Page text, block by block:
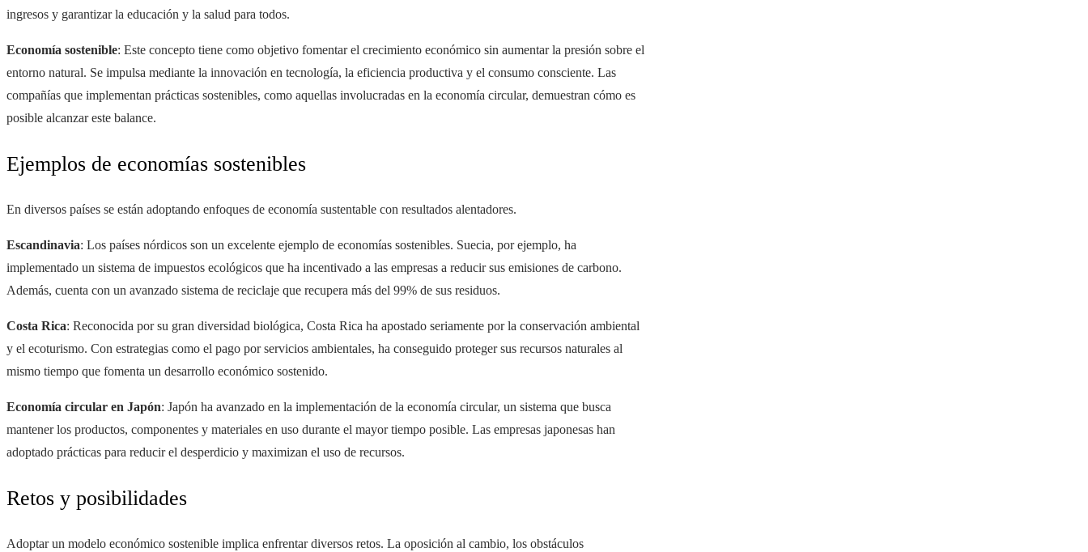
ingresos y garantizar la educación y la salud para todos.
Economía sostenible: Este concepto tiene como objetivo fomentar el crecimiento económico sin aumentar la presión sobre el
entorno natural. Se impulsa mediante la innovación en tecnología, la eficiencia productiva y el consumo consciente. Las
compañías que implementan prácticas sostenibles, como aquellas involucradas en la economía circular, demuestran cómo es
posible alcanzar este balance.
Ejemplos de economías sostenibles
En diversos países se están adoptando enfoques de economía sustentable con resultados alentadores.
Escandinavia: Los países nórdicos son un excelente ejemplo de economías sostenibles. Suecia, por ejemplo, ha
implementado un sistema de impuestos ecológicos que ha incentivado a las empresas a reducir sus emisiones de carbono.
Además, cuenta con un avanzado sistema de reciclaje que recupera más del 99% de sus residuos.
Costa Rica: Reconocida por su gran diversidad biológica, Costa Rica ha apostado seriamente por la conservación ambiental
y el ecoturismo. Con estrategias como el pago por servicios ambientales, ha conseguido proteger sus recursos naturales al
mismo tiempo que fomenta un desarrollo económico sostenido.
Economía circular en Japón: Japón ha avanzado en la implementación de la economía circular, un sistema que busca
mantener los productos, componentes y materiales en uso durante el mayor tiempo posible. Las empresas japonesas han
adoptado prácticas para reducir el desperdicio y maximizan el uso de recursos.
Retos y posibilidades
Adoptar un modelo económico sostenible implica enfrentar diversos retos. La oposición al cambio, los obstáculos